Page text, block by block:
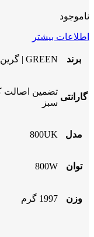
ناموجود
اطلاعات بیشتر
برند GREEN | گرین
گارانتی
تضمین اصالت
سبز
مدل 800UK
توان 800W
وزن 1997 گرم